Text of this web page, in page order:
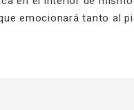
emocionará tanto al